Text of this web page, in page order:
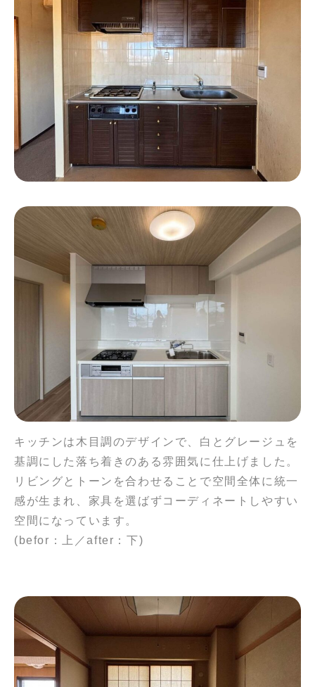
キッチンは木目調のデザインで、白とグレージュを
基調にした落ち着きのある雰囲気に仕上げました。
リビングとトーンを合わせることで空間全体に統一
感が生まれ、家具を選ばずコーディネートしやすい
空間になっています。
(befor：上／after：下)